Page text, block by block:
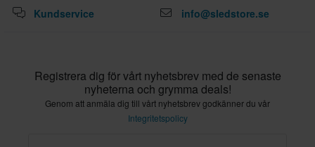
Kundservice info@sledstore.se
Registrera dig för vårt nyhetsbrev med de senaste
nyheterna och grymma deals!
Genom att anmäla dig till vårt nyhetsbrev godkänner du vår
Integritetspolicy